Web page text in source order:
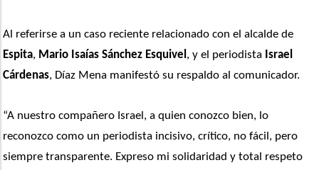
Espita, Mario Isaías Sánchez Esquivel , y el periodista Israel
Cárdenas, Díaz Mena manifestó su respaldo al comunicador.
“A nuestro compañero Israel, a quien conozco bien, lo
reconozco como un periodista incisivo, crítico, no fácil, pero
siempre transparente. Expreso mi solidaridad y total respeto